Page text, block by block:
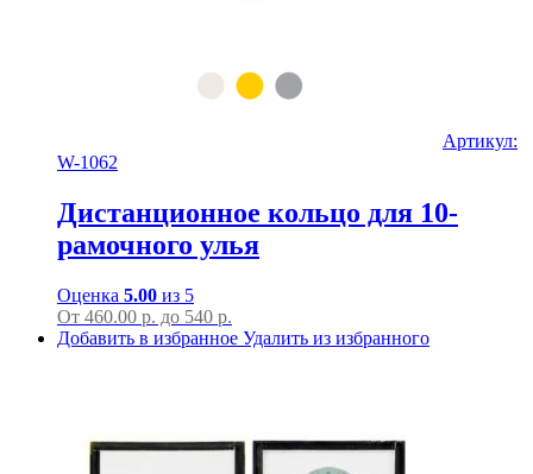
Артикул:
W-1062
Дистанционное кольцо для 10-
рамочного улья
Оценка 5.00 из 5
От 460.00 р. до 540 р.
Добавить в избранное Удалить из избранного